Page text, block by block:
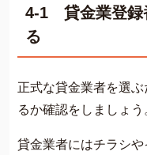
4-1 貸金業登録
る
正式な貸金業者を選
るか確認をしましょう
貸金業者にはチラシ